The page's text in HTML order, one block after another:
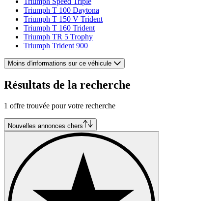
Triumph T 100 Daytona
Triumph T 150 V Trident
Triumph T 160 Trident
Triumph TR 5 Trophy
Triumph Trident 900
Moins d'informations sur ce véhicule
Résultats de la recherche
1 offre trouvée pour votre recherche
Nouvelles annonces chers